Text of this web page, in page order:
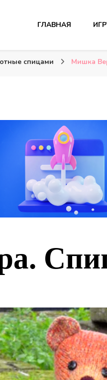
ГЛАВНАЯ
спицами Мишка